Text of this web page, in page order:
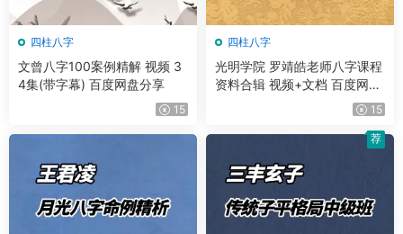
四柱八字
文曾八字100案例精解 视频 3
4集(带字幕) 百度网盘分享
15
四柱八字
光明学院 罗靖皓老师八字课程
资料合辑 视频+文档 百度网盘
15
荐